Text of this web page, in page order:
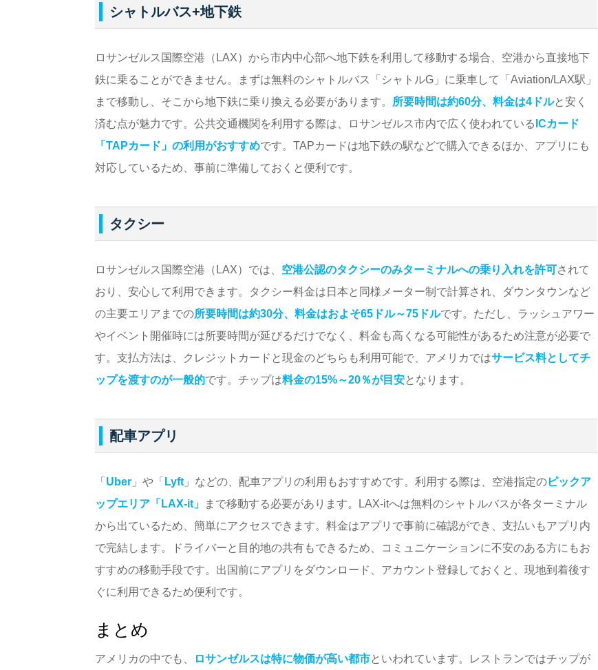
シャトルバス+地下鉄
ロサンゼルス国際空港（LAX）から市内中心部へ地下鉄を利用して移動する場合、空港から直接地下
鉄に乗ることができません。まずは無料のシャトルバス「シャトルG」に乗車して「Aviation/LAX駅」
まで移動し、そこから地下鉄に乗り換える必要があります。 所要時間は約60分、料金は4ドルと安く
済む点が魅力です。公共交通機関を利用する際は、ロサンゼルス市内で広く使われている ICカード
「TAPカード」の利用がおすすめです。TAPカードは地下鉄の駅などで購入できるほか、アプリにも
対応しているため、事前に準備しておくと便利です。
タクシー
ロサンゼルス国際空港（LAX）では、 空港公認のタクシーのみターミナルへの乗り入れを許可されて
おり、安心して利用できます。タクシー料金は日本と同様メーター制で計算され、ダウンタウンなど
の主要エリアまでの所要時間は約30分、料金はおよそ65ドル～75ドルです。ただし、ラッシュアワー
やイベント開催時には所要時間が延びるだけでなく、料金も高くなる可能性があるため注意が必要で
す。支払方法は、クレジットカードと現金のどちらも利用可能で、アメリカではサービス料としてチ
ップを渡すのが一般的です。チップは料金の15%～20％が目安となります。
配車アプリ
「 Uber 」や「 Lyft 」などの、配車アプリの利用もおすすめです。利用する際は、空港指定のピックア
ップエリア「LAX-it」
まで移動する必要があります。LAX-itへは無料のシャトルバスが各ターミナル
から出ているため、簡単にアクセスできます。料金はアプリで事前に確認ができ、支払いもアプリ内
で完結します。ドライバーと目的地の共有もできるため、コミュニケーションに不安のある方にもお
すすめの移動手段です。出国前にアプリをダウンロード、アカウント登録しておくと、現地到着後す
ぐに利用できるため便利です。
まとめ
アメリカの中でも、 ロサンゼルスは特に物価が高い都市といわれています。レストランではチップが